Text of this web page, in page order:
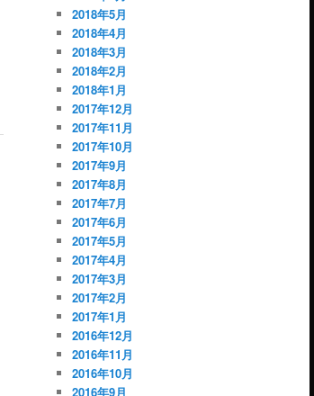
2018年5月
2018年4月
2018年3月
2018年2月
2018年1月
2017年12月
2017年11月
2017年10月
2017年9月
2017年8月
2017年7月
2017年6月
2017年5月
2017年4月
2017年3月
2017年2月
2017年1月
2016年12月
2016年11月
2016年10月
2016年9月